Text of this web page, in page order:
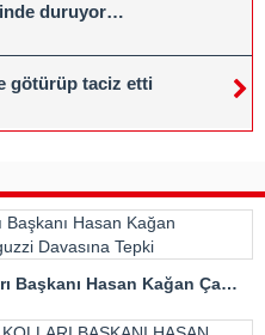
duruyor…
götürüp taciz etti
İYİ Parti Trabzon Gençlik Kolları Başkanı Hasan Kağan Çakıroğlu’ndan Mattia Ahmet Minguzzi Davasına Tepki